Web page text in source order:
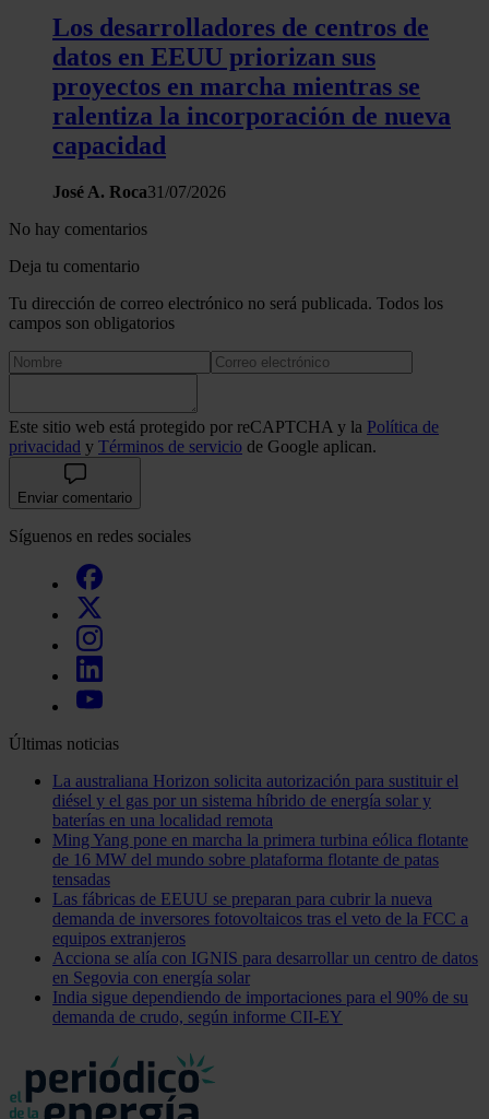
Los desarrolladores de centros de
datos en EEUU priorizan sus
proyectos en marcha mientras se
ralentiza la incorporación de nueva
capacidad
José A. Roca31/07/2026
No hay comentarios
Deja tu comentario
Tu dirección de correo electrónico no será publicada. Todos los
campos son obligatorios
Este sitio web está protegido por reCAPTCHA y la Política de
privacidad y Términos de servicio de Google aplican.
Enviar comentario
Síguenos en redes sociales
Últimas noticias
La australiana Horizon solicita autorización para sustituir el
diésel y el gas por un sistema híbrido de energía solar y
baterías en una localidad remota
Ming Yang pone en marcha la primera turbina eólica flotante
de 16 MW del mundo sobre plataforma flotante de patas
tensadas
Las fábricas de EEUU se preparan para cubrir la nueva
demanda de inversores fotovoltaicos tras el veto de la FCC a
equipos extranjeros
Acciona se alía con IGNIS para desarrollar un centro de datos
en Segovia con energía solar
India sigue dependiendo de importaciones para el 90% de su
demanda de crudo, según informe CII-EY